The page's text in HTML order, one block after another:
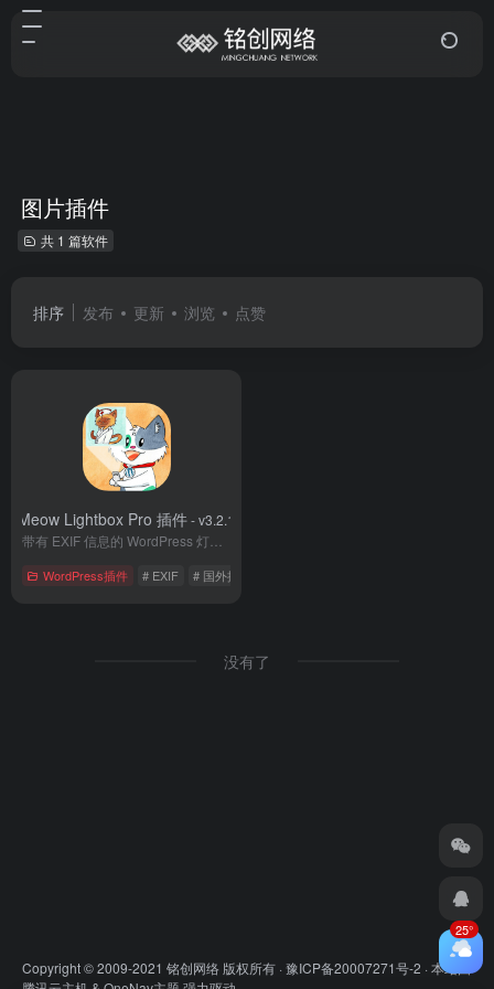
图片插件
共 1 篇软件
排序 发布 更新 浏览 点赞
Meow Lightbox Pro 插件- v3.2.1
WordPress插件 # EXIF # 国外插件
没有了
Copyright © 2009-2021 铭创网络 版权所有 ·豫ICP备20007271号-2 · 本站由
25°